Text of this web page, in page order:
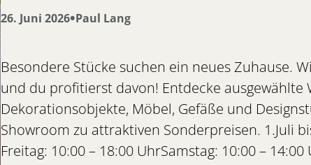
26. Juni 2026•Paul Lang
Besondere Stücke suchen ein neues Zuhause.
und du profitierst davon! Entdecke ausgewählte
Dekorationsobjekte, Möbel, Gefäße und
Showroom zu attraktiven Sonderpreisen. 1.Juli
Freitag: 10:00 – 18:00 UhrSamstag: 10:00 –